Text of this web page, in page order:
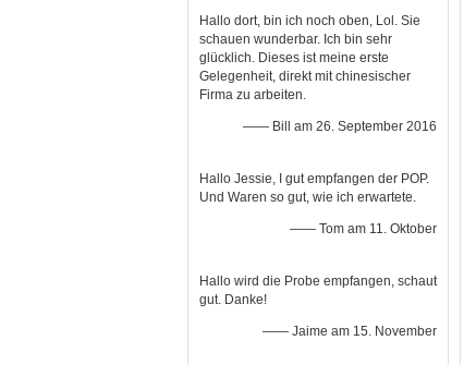
Hallo dort, bin ich noch oben, Lol. Sie
schauen wunderbar. Ich bin sehr
glücklich. Dieses ist meine erste
Gelegenheit, direkt mit chinesischer
Firma zu arbeiten.
—— Bill am 26. September 2016
Hallo Jessie, I gut empfangen der POP.
Und Waren so gut, wie ich erwartete.
—— Tom am 11. Oktober
Hallo wird die Probe empfangen, schaut
gut. Danke!
—— Jaime am 15. November